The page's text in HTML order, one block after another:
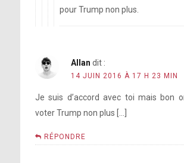
pour Trump non plus.
Allan dit :
14 JUIN 2016 À 17 H 23 MIN
Je suis d’accord avec toi mais bon
voter Trump non plus […]
RÉPONDRE